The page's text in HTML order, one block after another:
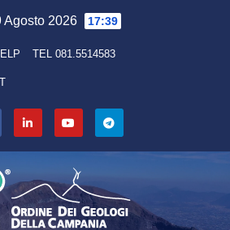
Agosto 2026 17:39
TEL 081.5514583